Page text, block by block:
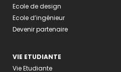
Ecole de design
Ecole d’ingénieur
Devenir partenaire
VIE ETUDIANTE
Vie Etudiante